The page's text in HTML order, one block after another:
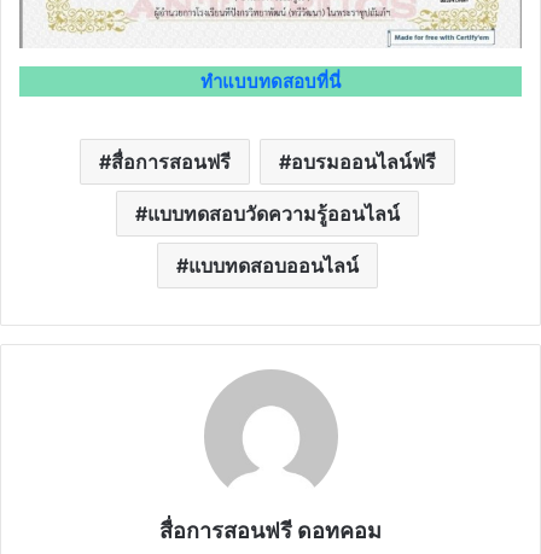
ทำแบบทดสอบที่นี่
สื่อการสอนฟรี อบรมออนไลน์ฟรี
แบบทดสอบวัดความรู้ออนไลน์
แบบทดสอบออนไลน์
สื่อการสอนฟรี ดอทคอม